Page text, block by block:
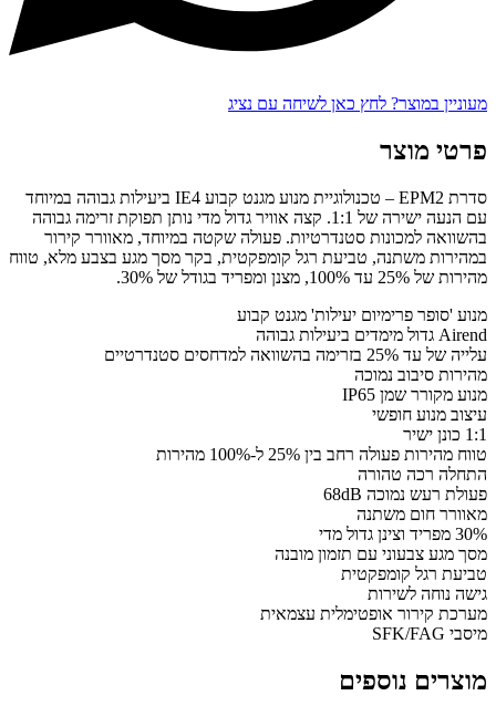
מעוניין במוצר? לחץ כאן לשיחה עם נציג
פרטי מוצר
סדרת EPM2 – טכנולוגיית מנוע מגנט קבוע IE4 ביעילות גבוהה במיוחד
עם הנעה ישירה של 1:1. קצה אוויר גדול מדי נותן תפוקת זרימה גבוהה
בהשוואה למכונות סטנדרטיות. פעולה שקטה במיוחד, מאוורר קירור
במהירות משתנה, טביעת רגל קומפקטית, בקר מסך מגע בצבע מלא, טווח
מהירות של 25% עד 100%, מצנן ומפריד בגודל של 30%.
מנוע 'סופר פרימיום יעילות' מגנט קבוע
Airend גדול מימדים ביעילות גבוהה
עלייה של עד 25% בזרימה בהשוואה למדחסים סטנדרטיים
מהירות סיבוב נמוכה
מנוע מקורר שמן IP65
עיצוב מנוע חופשי
1:1 כונן ישיר
טווח מהירות פעולה רחב בין 25% ל-100% מהירות
התחלה רכה טהורה
פעולת רעש נמוכה 68dB
מאוורר חום משתנה
30% מפריד וצינן גדול מדי
מסך מגע צבעוני עם תזמון מובנה
טביעת רגל קומפקטית
גישה נוחה לשירות
מערכת קירור אופטימלית עצמאית
מיסבי SFK/FAG
מוצרים נוספים